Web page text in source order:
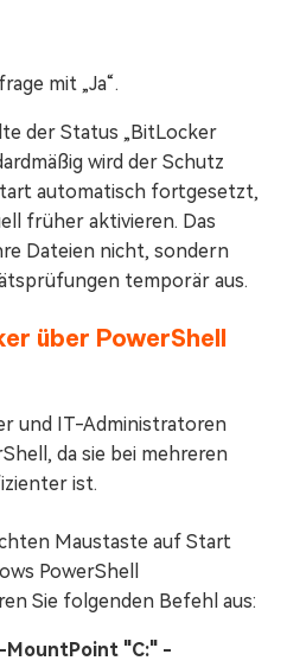
mit „Ja“.
der Status „BitLocker
wird der Schutz
automatisch fortgesetzt,
früher aktivieren. Das
Dateien nicht, sondern
temporär aus.
über PowerShell
und IT-Administratoren
da sie bei mehreren
ist.
Maustaste auf Start
PowerShell
Sie folgenden Befehl aus:
"C:" -